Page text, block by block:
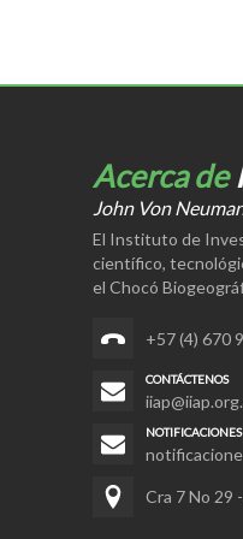
Acerca de
John Von
El Instituto de
científico,
el Chocó
+57 (4) 670
CONTÁCTENOS
Cra 7 No 29